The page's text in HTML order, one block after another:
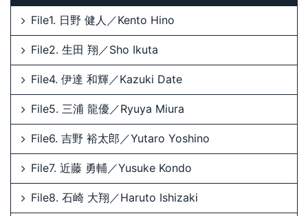
File1. 日野 健人／Kento Hino
File2. 生田 翔／Sho Ikuta
File4. 伊達 和輝／Kazuki Date
File5. 三浦 龍優／Ryuya Miura
File6. 吉野 裕太郎／Yutaro Yoshino
File7. 近藤 勇輔／Yusuke Kondo
File8. 石崎 大翔／Haruto Ishizaki